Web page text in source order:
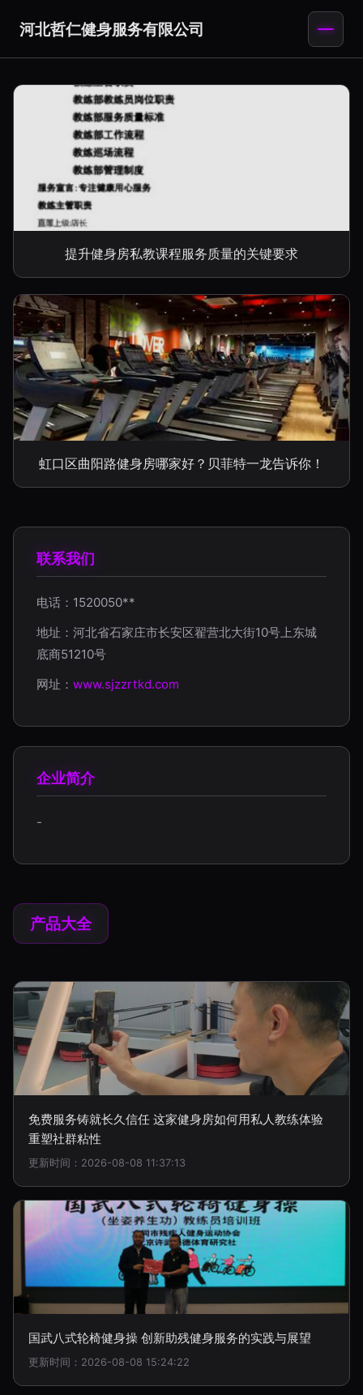
河北哲仁健身服务有限公司
提升健身房私教课程服务质量的关键要求
虹口区曲阳路健身房哪家好？贝菲特一龙告诉你！
联系我们
电话：1520050**
地址：河北省石家庄市长安区翟营北大街10号上东城
底商51210号
网址： www.sjzzrtkd.com
企业简介
-
产品大全
免费服务铸就长久信任 这家健身房如何用私人教练体验
重塑社群粘性
更新时间：2026-08-08 11:37:13
国武八式轮椅健身操 创新助残健身服务的实践与展望
更新时间：2026-08-08 15:24:22